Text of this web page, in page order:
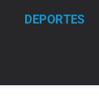
DEPORTES